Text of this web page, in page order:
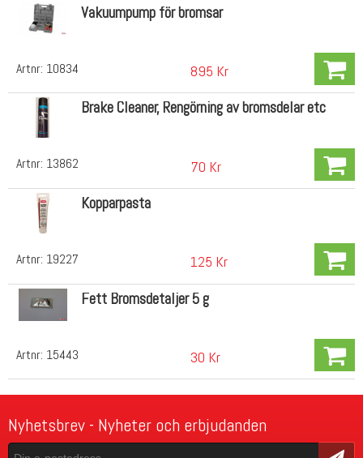
Artnr: 10834
Vakuumpump för bromsar
895 Kr
Artnr: 13862
Brake Cleaner, Rengörning av bromsdelar etc
70 Kr
Artnr: 19227
Kopparpasta
125 Kr
Artnr: 15443
Fett Bromsdetaljer 5 g
30 Kr
Nyhetsbrev - Nyheter och erbjudanden